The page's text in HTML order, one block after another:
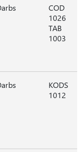
COD
1026
TAB
1003
KODS
1012